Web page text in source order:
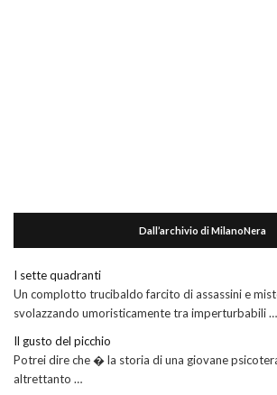
Dall’archivio di MilanoNera
I sette quadranti
Un complotto trucibaldo farcito di assassini e
svolazzando umoristicamente tra imperturbabili …
Il gusto del picchio
Potrei dire che � la storia di una giovane
altrettanto …